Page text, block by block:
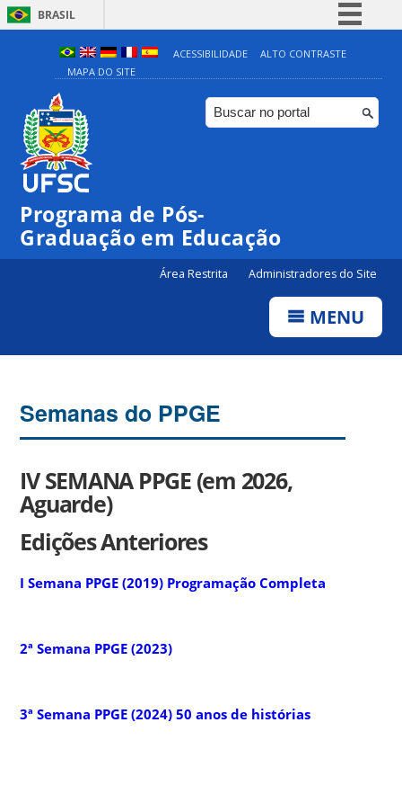
BRASIL
Simplifique!
Comunica BR
Participe
ACESSIBILIDADE
ALTO CONTRASTE
MAPA DO SITE
Programa de Pós-
Graduação em Educação
Área Restrita Administradores do Site
MENU
Semanas do PPGE
IV SEMANA PPGE (em 2026,
Aguarde)
Edições Anteriores
I Semana PPGE (2019) Programação Completa
2ª Semana PPGE (2023)
3ª Semana PPGE (2024) 50 anos de histórias